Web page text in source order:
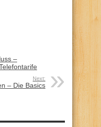
–
Next:
– Die Basics